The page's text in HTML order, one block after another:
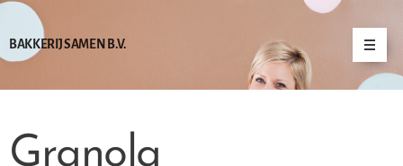
BAKKERIJ SAMEN B.V.
Granola